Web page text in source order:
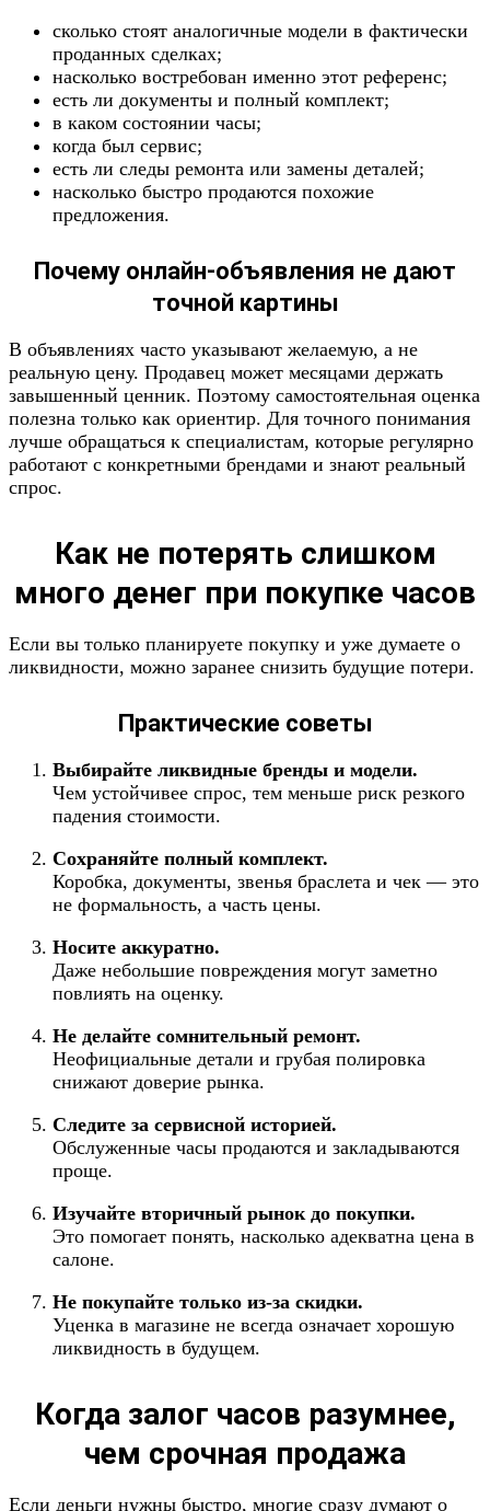
сколько стоят аналогичные модели в фактически
проданных сделках;
насколько востребован именно этот референс;
есть ли документы и полный комплект;
в каком состоянии часы;
когда был сервис;
есть ли следы ремонта или замены деталей;
насколько быстро продаются похожие
предложения.
Почему онлайн-объявления не дают
точной картины
В объявлениях часто указывают желаемую, а не
реальную цену. Продавец может месяцами держать
завышенный ценник. Поэтому самостоятельная оценка
полезна только как ориентир. Для точного понимания
лучше обращаться к специалистам, которые регулярно
работают с конкретными брендами и знают реальный
спрос.
Как не потерять слишком
много денег при покупке часов
Если вы только планируете покупку и уже думаете о
ликвидности, можно заранее снизить будущие потери.
Практические советы
Выбирайте ликвидные бренды и модели.
Чем устойчивее спрос, тем меньше риск резкого
падения стоимости.
Сохраняйте полный комплект.
Коробка, документы, звенья браслета и чек — это
не формальность, а часть цены.
Носите аккуратно.
Даже небольшие повреждения могут заметно
повлиять на оценку.
Не делайте сомнительный ремонт.
Неофициальные детали и грубая полировка
снижают доверие рынка.
Следите за сервисной историей.
Обслуженные часы продаются и закладываются
проще.
Изучайте вторичный рынок до покупки.
Это помогает понять, насколько адекватна цена в
салоне.
Не покупайте только из-за скидки.
Уценка в магазине не всегда означает хорошую
ликвидность в будущем.
Когда залог часов разумнее,
чем срочная продажа
Если деньги нужны быстро, многие сразу думают о